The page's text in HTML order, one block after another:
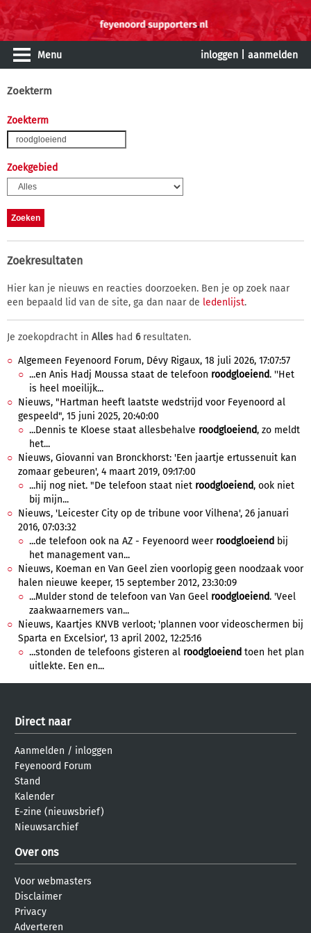
Menu inloggen aanmelden
Zoekterm
Zoekterm
Zoekgebied
Zoekresultaten
Hier kan je nieuws en reacties doorzoeken. Ben je op zoek naar
een bepaald lid van de site, ga dan naar de ledenlijst.
Je zoekopdracht in Alles had 6resultaten.
Algemeen Feyenoord Forum, Dévy Rigaux, 18 juli 2026, 17:07:57
...en Anis Hadj Moussa staat de telefoon roodgloeiend. ''Het
is heel moeilijk...
Nieuws, "Hartman heeft laatste wedstrijd voor Feyenoord al
gespeeld", 15 juni 2025, 20:40:00
...Dennis te Kloese staat allesbehalve roodgloeiend, zo meldt
het...
Nieuws, Giovanni van Bronckhorst: 'Een jaartje ertussenuit kan
zomaar gebeuren', 4 maart 2019, 09:17:00
...hij nog niet. "De telefoon staat niet roodgloeiend, ook niet
bij mijn...
Nieuws, 'Leicester City op de tribune voor Vilhena', 26 januari
2016, 07:03:32
...de telefoon ook na AZ - Feyenoord weer roodgloeiend bij
het management van...
Nieuws, Koeman en Van Geel zien voorlopig geen noodzaak voor
halen nieuwe keeper, 15 september 2012, 23:30:09
...Mulder stond de telefoon van Van Geel roodgloeiend. 'Veel
zaakwaarnemers van...
Nieuws, Kaartjes KNVB verloot; 'plannen voor videoschermen bij
Sparta en Excelsior', 13 april 2002, 12:25:16
...stonden de telefoons gisteren al roodgloeiend toen het plan
uitlekte. Een en...
Direct naar
Aanmelden / inloggen
Feyenoord Forum
Stand
Kalender
E-zine (nieuwsbrief)
Nieuwsarchief
Over ons
Voor webmasters
Disclaimer
Privacy
Adverteren